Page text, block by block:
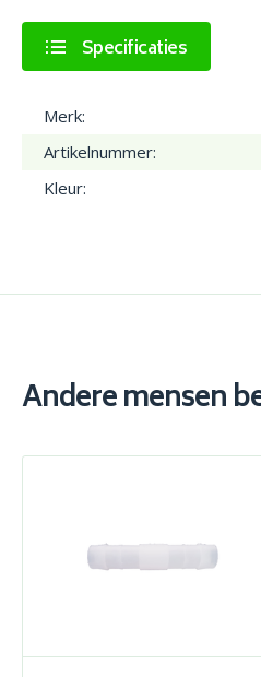
Specificaties
Merk:
Artikelnummer:
Kleur:
Andere mensen